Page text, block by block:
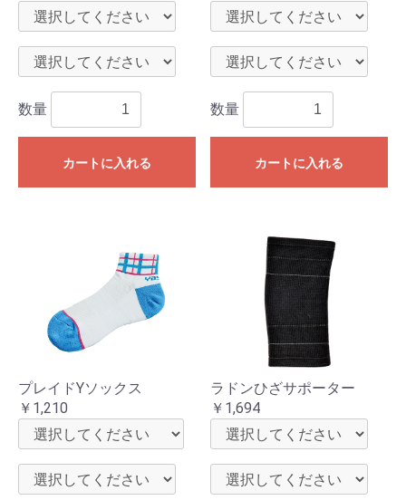
数量
カートに入れる
数量
カートに入れる
プレイドYソックス
￥1,210
ラドンひざサポーター
￥1,694